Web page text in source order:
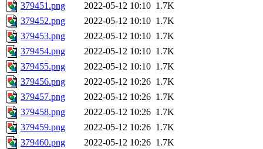
379451.png
2022-05-12 10:10 1.7K
379452.png
2022-05-12 10:10 1.7K
379453.png
2022-05-12 10:10 1.7K
379454.png
2022-05-12 10:10 1.7K
379455.png
2022-05-12 10:10 1.7K
379456.png
2022-05-12 10:26 1.7K
379457.png
2022-05-12 10:26 1.7K
379458.png
2022-05-12 10:26 1.7K
379459.png
2022-05-12 10:26 1.7K
379460.png
2022-05-12 10:26 1.7K